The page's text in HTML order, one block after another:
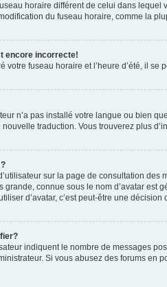
horaire différent de celui dans
du fuseau horaire, comme la
encore incorrecte!
votre fuseau horaire et l’heure d’été, il
n’a pas installé votre langue ou bien
traduction. Vous trouverez plus
sur la page de consultation
connue sous le nom d’avatar est
d’avatar, c’est peut-être une
indiquent le nombre de messages
Si vous abusez des forums